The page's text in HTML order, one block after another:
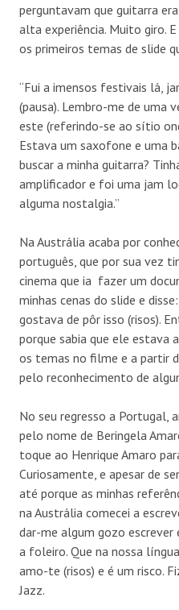
perguntavam que guitarra
alta experiência. Muito giro.
os primeiros temas de slide
“Fui a imensos festivais lá,
(pausa). Lembro-me de uma
este (referindo-se ao sítio
Estava um saxofone e uma
buscar a minha guitarra?
amplificador e foi uma jam
alguma nostalgia.”
Na Austrália acaba por
português, que por sua vez
cinema que ia fazer um
minhas cenas do slide e
gostava de pôr isso (risos).
porque sabia que ele estava
os temas no filme e a partir
pelo reconhecimento de
No seu regresso a Portugal,
pelo nome de Beringela
toque ao Henrique Amaro
Curiosamente, e apesar de
até porque as minhas
na Austrália comecei a
dar-me algum gozo escrever
a foleiro. Que na nossa
amo-te (risos) e é um risco.
Jazz.